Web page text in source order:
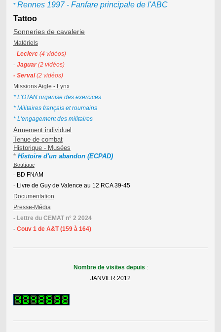
* Rennes 1997 - Fanfare principale de l'ABC
Tattoo
Sonneries de cavalerie
Matériels
- Leclerc (4 vidéos)
- Jaguar (2 vidéos)
- Serval(2 vidéos)
Missions Aigle - Lynx
* L'OTAN organise des exercices
* Militaires français et roumains
* L'engagement des militaires
Armement individuel
Tenue de combat
Historique - Musées
* Histoire d'un abandon (ECPAD)
Boutique
- BD FNAM
- Livre de Guy de Valence au 12 RCA 39-45
Documentation
Presse-Média
- Lettre du CEMAT n° 2 2024
- Couv 1 de A&T (159 à 164)
Nombre de visites depuis :
JANVIER 2012